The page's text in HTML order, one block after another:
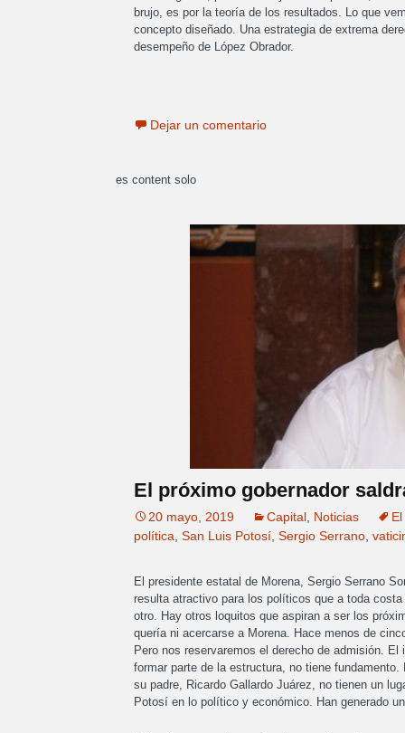
brujo, es por la teoría de los resultados. Lo que
concepto diseñado. Una estrategia de extrema
desempeño de López Obrador.
Dejar un comentario
es content solo
El próximo gobernador
20 mayo, 2019 Capital Noticias
política San Luis Potosí Sergio Serrano
El presidente estatal de Morena, Sergio Serrano
resulta atractivo para los políticos que a toda
otro. Hay otros loquitos que aspiran a ser los
quería ni acercarse a Morena. Hace menos de
Pero nos reservaremos el derecho de admisión.
formar parte de la estructura, no tiene
su padre, Ricardo Gallardo Juárez, no tienen un
Potosí en lo político y económico. Han generado